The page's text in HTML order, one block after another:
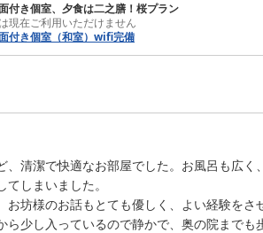
付き個室、夕食は二之膳！桜プラン
現在ご利用いただけません
付き個室（和室）wifi完備
、清潔で快適なお部屋でした。お風呂も広
しまいました。
お坊様のお話もとても優しく、よい経験をさ
ら少し入っているので静かで、奥の院までも